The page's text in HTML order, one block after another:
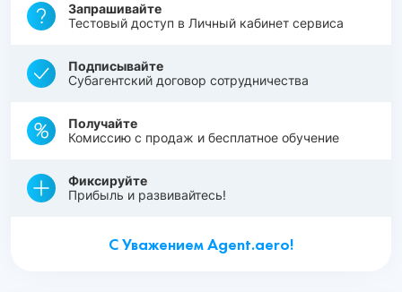
Запрашивайте
Тестовый доступ в Личный кабинет сервиса
Подписывайте
Субагентский договор сотрудничества
Получайте
Комиссию с продаж и бесплатное обучение
Фиксируйте
Прибыль и развивайтесь!
С Уважением Agent.aero!